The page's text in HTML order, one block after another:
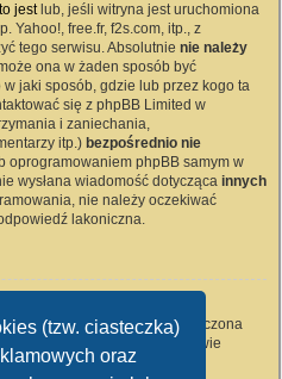
(tzw. ciasteczka)
oraz
jestlub, jeśli witryna jest uruchomiona
Yahoo!, free.fr, f2s.com, itp., z
tego serwisu. Absolutnie nie należy
ona w żaden sposób być
jaki sposób, gdzie lub przez kogo ta
się z phpBB Limited w
i zaniechania,
itp.) bezpośrednio nie
oprogramowaniem phpBB samym w
wysłana wiadomość dotycząca innych
nie należy oczekiwać
lakoniczna.
– jeśli funkcja ta jest włączona
„Kontakt z nami”. Członkowie
„Zespół administracyjny”.